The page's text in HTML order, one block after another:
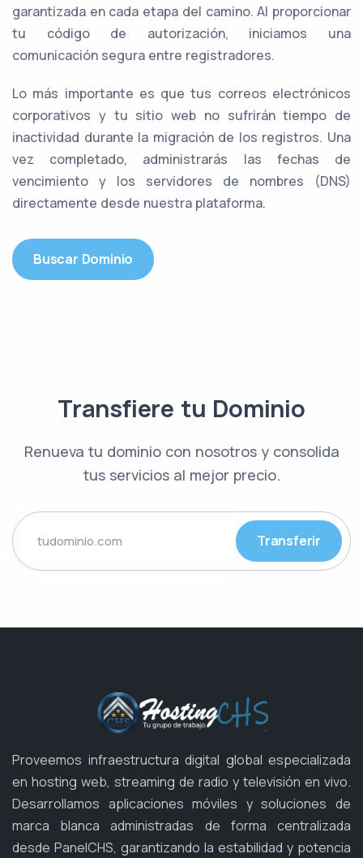
garantizada en cada etapa del camino. Al proporcionar
tu código de autorización, iniciamos una
comunicación segura entre registradores.
Lo más importante es que tus correos electrónicos
corporativos y tu sitio web no sufrirán tiempo de
inactividad durante la migración de los registros. Una
vez completado, administrarás las fechas de
vencimiento y los servidores de nombres (DNS)
directamente desde nuestra plataforma.
Buscar Dominio
Transfiere tu Dominio
Renueva tu dominio con nosotros y consolida
tus servicios al mejor precio.
Transferir
Proveemos infraestructura digital global especializada
en hosting web, streaming de radio y televisión en vivo.
Desarrollamos aplicaciones móviles y soluciones de
marca blanca administradas de forma centralizada
desde PanelCHS, garantizando la estabilidad y potencia